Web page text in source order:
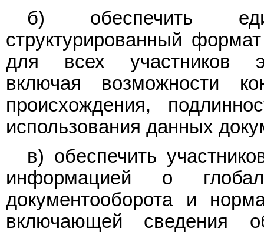
б) обеспечить
структурированный
для всех участников
включая возможности
происхождения,
использования данных
в) обеспечить
информацией о
документооборота и
включающей сведения